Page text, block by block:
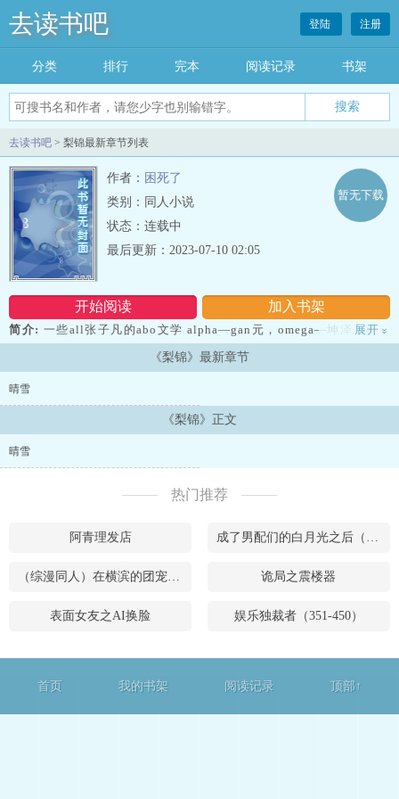
去读书吧 登陆 注册
分类 排行 完本 阅读记录 书架
去读书吧 > 梨锦最新章节列表
作者： 困死了
类别：同人小说
状态：连载中
开始阅读 加入书架
暂无下载
最后更新：2023-07-10 02:05
简介: 一些all张子凡的abo文学 alpha—gan元，omega—坤泽，beta
—中庸。 发情期—chao期， 木炭味gan元李星云→梨子味坤
泽张子凡←花香味gan元陆林轩（林轩是女a！）...
展开 »
《梨锦》最新章节
晴雪
《梨锦》正文
晴雪
热门推荐
阿青理发店 成了男配们的白月光之后（穿书）
（综漫同人）在横滨的团宠生涯 诡局之震楼器
表面女友之AI换脸 娱乐独裁者（351-450）
首页 我的书架 阅读记录 顶部↑